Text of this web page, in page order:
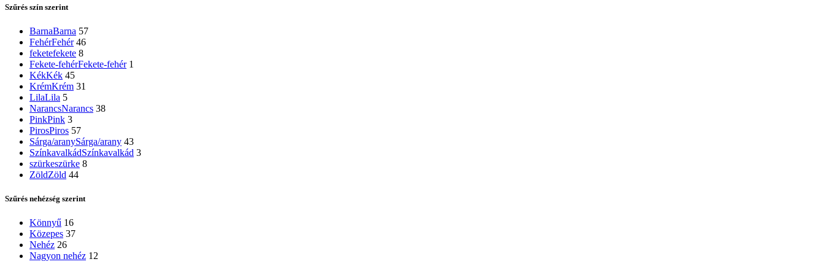
Szűrés szín szerint
BarnaBarna 57
FehérFehér 46
feketefekete 8
Fekete-fehérFekete-fehér 1
KékKék 45
KrémKrém 31
LilaLila 5
NarancsNarancs 38
PinkPink 3
PirosPiros 57
Sárga/aranySárga/arany 43
SzínkavalkádSzínkavalkád 3
szürkeszürke 8
ZöldZöld 44
Szűrés nehézség szerint
Könnyű 16
Közepes 37
Nehéz 26
Nagyon nehéz 12